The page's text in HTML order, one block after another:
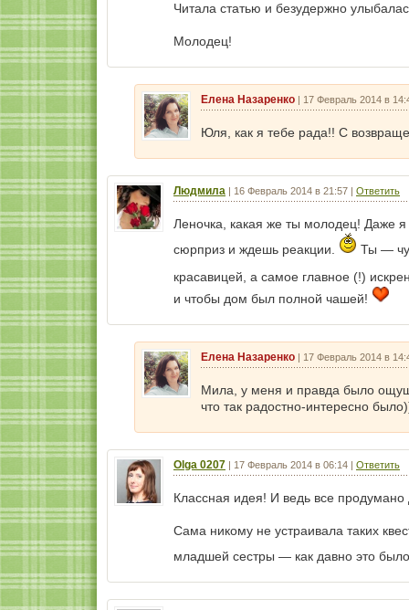
Читала статью и безудержно
Молодец!
Елена Назаренко | 17 Февраль 2014 в
Юля, как я тебе рада!! С
Людмила | 16 Февраль 2014 в 21:57 | Ответить
Леночка, какая же ты молодец! Даже
сюрприз и ждешь реакции.
Ты —
красавицей, а самое главное (!)
и чтобы дом был полной чашей!
Елена Назаренко | 17 Февраль 2014 в
Мила, у меня и правда было
что так радостно-интересно
Olga 0207 | 17 Февраль 2014 в 06:14 | Ответить
Классная идея! И ведь все
Сама никому не устраивала таких
младшей сестры — как давно это